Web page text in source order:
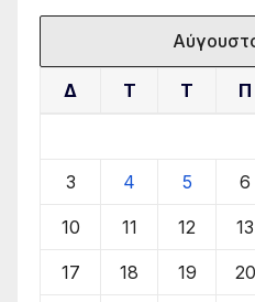
Δ Τ Τ Π
3 4 5 6
10 11 12 13
17 18 19 20